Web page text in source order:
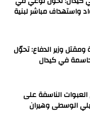
واستهداف مباشر لبنية
وزير الدفاع: تحوّل
في كيدال
الناسفة على
الوسطى وهيران